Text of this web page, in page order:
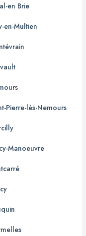
en Brie
en-Multien
Pierre-lès-Nemours
Manoeuvre